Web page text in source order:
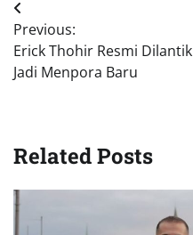
Navigasi
pos
Previous:
Erick Thohir Resmi Dilantik
Jadi Menpora Baru
Related Posts